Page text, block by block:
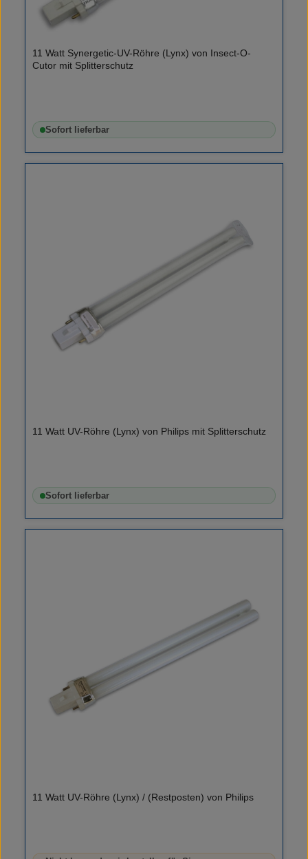
11 Watt Synergetic-UV-Röhre (Lynx) von Insect-O-
Cutor mit Splitterschutz
Sofort lieferbar
11 Watt UV-Röhre (Lynx) von Philips mit Splitterschutz
Sofort lieferbar
11 Watt UV-Röhre (Lynx) / (Restposten) von Philips